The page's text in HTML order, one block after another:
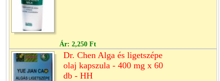
Ár: 2,250 Ft
Dr. Chen Alga és ligetszépe
olaj kapszula - 400 mg x 60
db - HH